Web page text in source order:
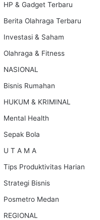
HP & Gadget Terbaru
Berita Olahraga Terbaru
Investasi & Saham
Olahraga & Fitness
NASIONAL
Bisnis Rumahan
HUKUM & KRIMINAL
Mental Health
Sepak Bola
U T A M A
Tips Produktivitas Harian
Strategi Bisnis
Posmetro Medan
REGIONAL